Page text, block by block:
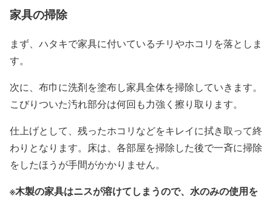
— クリスカ (@math_nakagawa)
家具の掃除
まず、ハタキで家具に付いているチリやホコリを落としま
す。
次に、布巾に洗剤を塗布し家具全体を掃除していきます。
こびりついた汚れ部分は何回も力強く擦り取ります。
仕上げとして、残ったホコリなどをキレイに拭き取って終
わりとなります。床は、各部屋を掃除した後で一斉に掃除
をしたほうが手間がかかりません。
※木製の家具はニスが溶けてしまうので、水のみの使用を